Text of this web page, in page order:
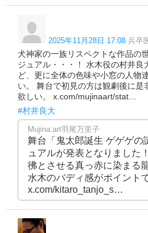
2025年11月28日 17:08 兵卒
犬神家の一族リスペクトな作品の
ジュアル・・・！ 水木役の村井良
ど、更に全体の色味や小窓の人物
い。 舞台で初見の方は観劇後に是
欲しい。 x.com/mujinaart/stat…
#村井良大
Mujina:art羽尾万里子
舞台「鬼太郎誕生 ゲゲゲの
ュアルが発表となりました
彿とさせる真っ赤に染まる
水木のバディ感がポイントで
x.com/kitaro_tanjo_s…